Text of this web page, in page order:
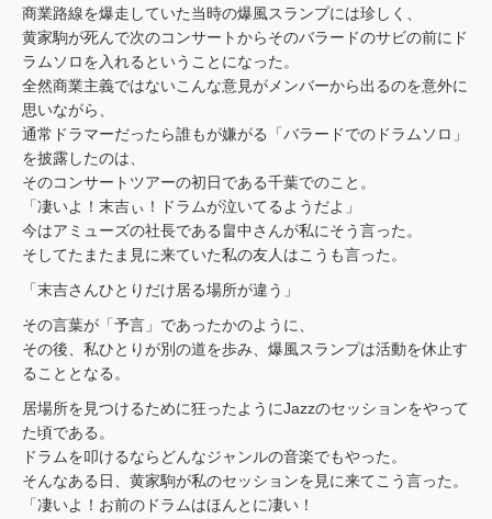
商業路線を爆走していた当時の爆風スランプには珍しく、
黄家駒が死んで次のコンサートからそのバラードのサビの前にド
ラムソロを入れるということになった。
全然商業主義ではないこんな意見がメンバーから出るのを意外に
思いながら、
通常ドラマーだったら誰もが嫌がる「バラードでのドラムソロ」
を披露したのは、
そのコンサートツアーの初日である千葉でのこと。
「凄いよ！末吉ぃ！ドラムが泣いてるようだよ」
今はアミューズの社長である畠中さんが私にそう言った。
そしてたまたま見に来ていた私の友人はこうも言った。
「末吉さんひとりだけ居る場所が違う」
その言葉が「予言」であったかのように、
その後、私ひとりが別の道を歩み、爆風スランプは活動を休止す
ることとなる。
居場所を見つけるために狂ったようにJazzのセッションをやって
た頃である。
ドラムを叩けるならどんなジャンルの音楽でもやった。
そんなある日、黄家駒が私のセッションを見に来てこう言った。
「凄いよ！お前のドラムはほんとに凄い！